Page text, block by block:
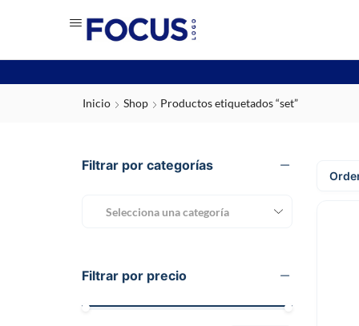
Inicio Shop Productos etiquetados “set”
Filtrar por categorías
Selecciona una categoría
Filtrar por precio